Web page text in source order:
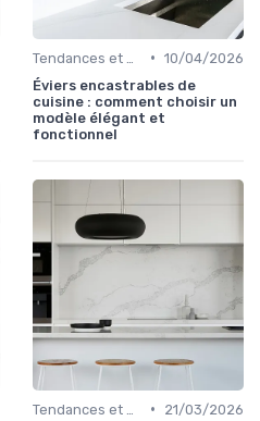
• 10/04/2026
Éviers encastrables de
cuisine : comment choisir un
modèle élégant et
fonctionnel
•
21/03/2026